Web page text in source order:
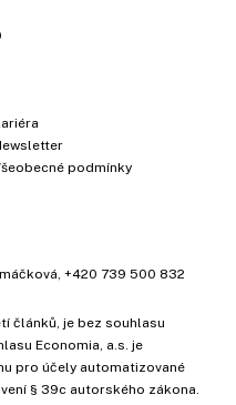
podmínky
, +420 739 500 832
článků, je bez souhlasu
Economia, a.s. je
pro účely automatizované
§ 39c autorského zákona.